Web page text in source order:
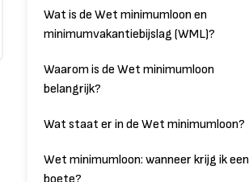
Wat is de Wet minimumloon en
minimumvakantiebijslag (WML)?
Waarom is de Wet minimumloon
belangrijk?
Wat staat er in de Wet minimumloon?
Wet minimumloon: wanneer krijg ik een